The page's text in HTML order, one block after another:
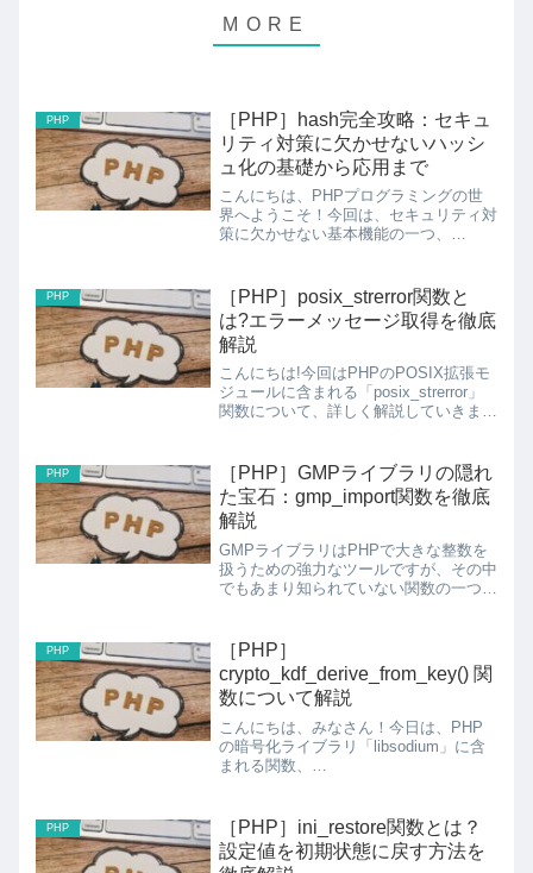
PHP
［PHP］hash完全攻略：セキュ
リティ対策に欠かせないハッシ
ュ化の基礎から応用まで
こんにちは、PHPプログラミングの世
界へようこそ！今回は、セキュリティ対
策に欠かせない基本機能の一つ、
など、様々な場面で活躍するこの関数の
使い方をマスターして、より安...
PHP
［PHP］posix_strerror関数と
は?エラーメッセージ取得を徹底
解説
こんにちは!今回はPHPのPOSIX拡張モ
ジュールに含まれる「posix_strerror」
関数について、詳しく解説していきま
要なデバッグツールです。posix_st...
PHP
［PHP］GMPライブラリの隠れ
た宝石：gmp_import関数を徹底
解説
GMPライブラリはPHPで大きな整数を
扱うための強力なツールですが、その中
でもあまり知られていない関数の一つに
について、詳しく見ていきましょう。
gmp_impo...
PHP
［PHP］
crypto_kdf_derive_from_key() 関
数について解説
こんにちは、みなさん！今日は、PHP
の暗号化ライブラリ「libsodium」に含
まれる関数、
出関数（KDF: Key Derivation...
PHP
［PHP］ini_restore関数とは？
設定値を初期状態に戻す方法を